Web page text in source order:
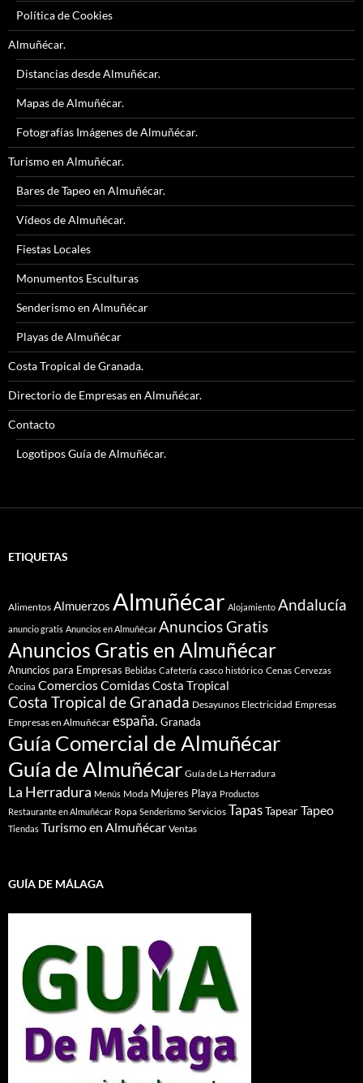
Política de Cookies
Almuñécar.
Distancias desde Almuñécar.
Mapas de Almuñécar.
Fotografías Imágenes de Almuñécar.
Turismo en Almuñécar.
Bares de Tapeo en Almuñécar.
Vídeos de Almuñécar.
Fiestas Locales
Monumentos Esculturas
Senderismo en Almuñécar
Playas de Almuñécar
Costa Tropical de Granada.
Directorio de Empresas en Almuñécar.
Contacto
Logotipos Guía de Almuñécar.
ETIQUETAS
Alimentos Almuerzos Almuñécar Alojamiento Andalucía
anuncio gratis Anuncios en Almuñécar Anuncios Gratis
Anuncios Gratis en Almuñécar
Anuncios para Empresas Bebidas Cafetería casco histórico Cenas Cervezas
Cocina ComerciosComidasCosta Tropical
Costa Tropical de Granada Desayunos Electricidad Empresas
Empresas en Almuñécar españa. Granada
Guía Comercial de Almuñécar
Guía de Almuñécar Guía de La Herradura
La Herradura Menús Moda Mujeres Playa Productos
Restaurante en Almuñécar Ropa Senderismo Servicios TapasTapearTapeo
Tiendas Turismo en Almuñécar Ventas
GUÍA DE MÁLAGA